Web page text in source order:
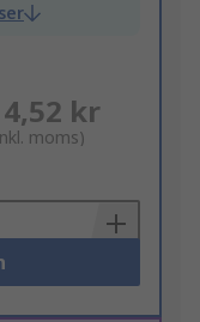
kr
moms)